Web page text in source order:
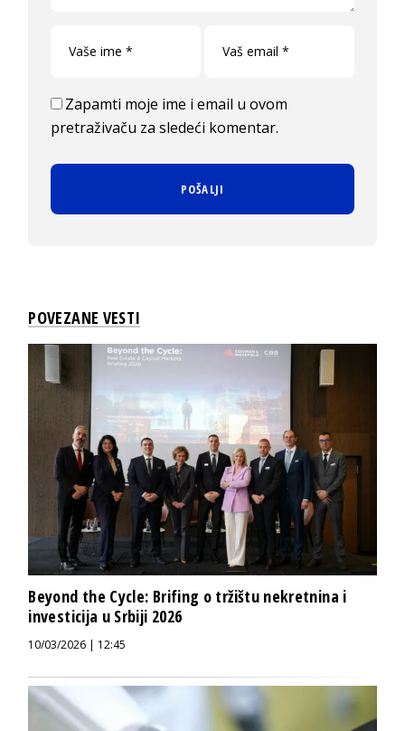
Zapamti moje ime i email u ovom
pretraživaču za sledeći komentar.
POVEZANE VESTI
Beyond the Cycle: Brifing o tržištu nekretnina i
investicija u Srbiji 2026
10/03/2026 | 12:45